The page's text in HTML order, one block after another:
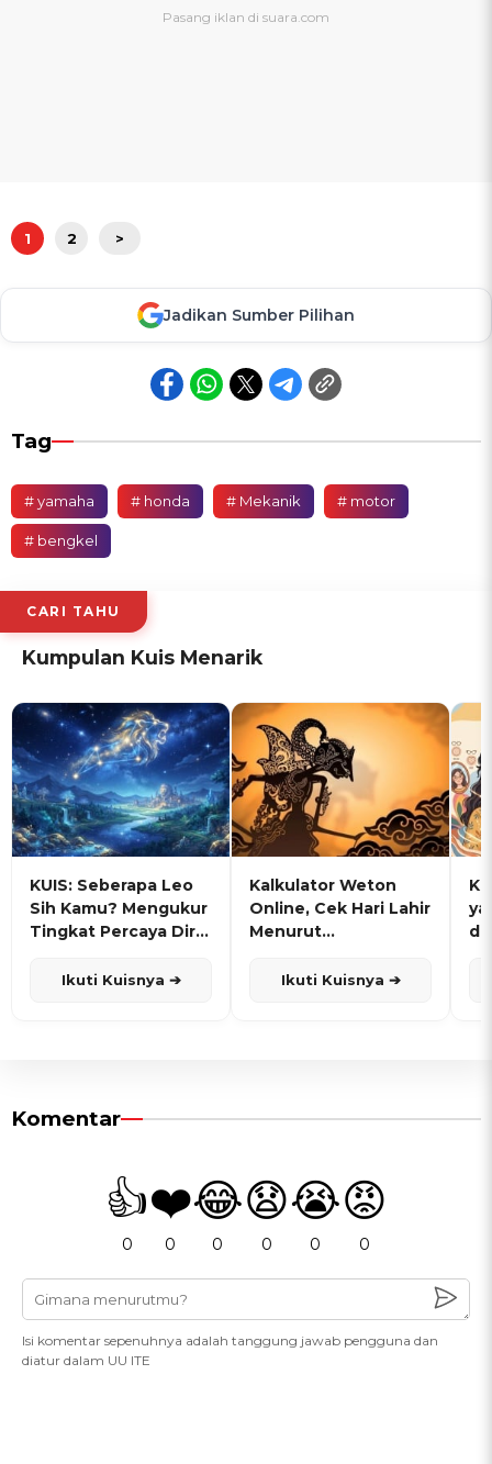
1 2 >
Jadikan Sumber Pilihan
Tag
# yamaha # honda # Mekanik # motor
# bengkel
CARI TAHU
Kumpulan Kuis Menarik
KUIS: Seberapa Leo
Sih Kamu? Mengukur
Tingkat Percaya Diri
Ikuti Kuisnya ➔
Kalkulator Weton
Online, Cek Hari Lahir
Menurut
Ikuti Kuisnya ➔
Komentar
👍
0
❤️
0
😂
0
😧
0
😭
0
😡
0
Isi komentar sepenuhnya adalah tanggung jawab pengguna dan
diatur dalam UU ITE